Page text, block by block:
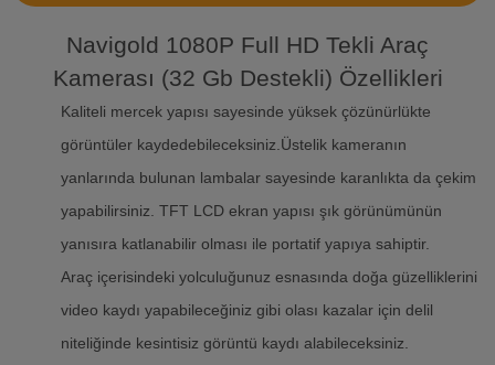
Navigold 1080P Full HD Tekli Araç
Kamerası (32 Gb Destekli) Özellikleri
Kaliteli mercek yapısı sayesinde yüksek çözünürlükte
görüntüler kaydedebileceksiniz.Üstelik kameranın
yanlarında bulunan lambalar sayesinde karanlıkta da çekim
yapabilirsiniz. TFT LCD ekran yapısı şık görünümünün
yanısıra katlanabilir olması ile portatif yapıya sahiptir.
Araç içerisindeki yolculuğunuz esnasında doğa güzelliklerini
video kaydı yapabileceğiniz gibi olası kazalar için delil
niteliğinde kesintisiz görüntü kaydı alabileceksiniz.